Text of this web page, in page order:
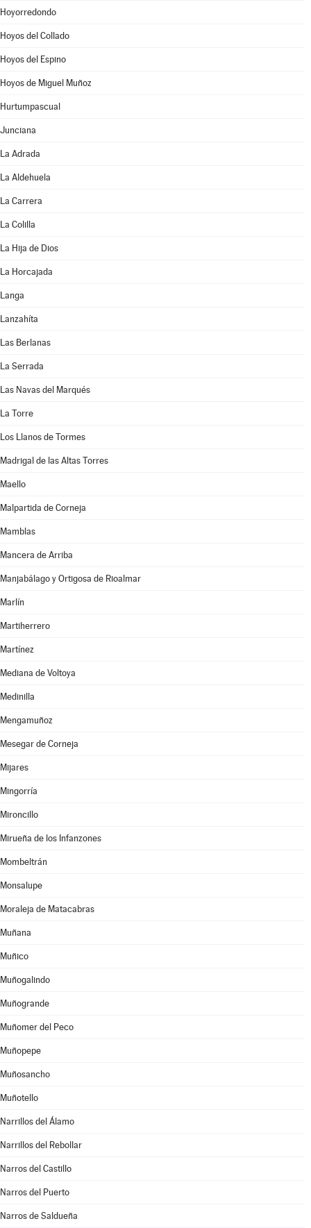
Hoyorredondo
Hoyos del Collado
Hoyos del Espino
Hoyos de Miguel Muñoz
Hurtumpascual
Junciana
La Adrada
La Aldehuela
La Carrera
La Colilla
La Hija de Dios
La Horcajada
Langa
Lanzahíta
Las Berlanas
La Serrada
Las Navas del Marqués
La Torre
Los Llanos de Tormes
Madrigal de las Altas Torres
Maello
Malpartida de Corneja
Mamblas
Mancera de Arriba
Manjabálago y Ortigosa de Rioalmar
Marlín
Martiherrero
Martínez
Mediana de Voltoya
Medinilla
Mengamuñoz
Mesegar de Corneja
Mijares
Mingorría
Mironcillo
Mirueña de los Infanzones
Mombeltrán
Monsalupe
Moraleja de Matacabras
Muñana
Muñico
Muñogalindo
Muñogrande
Muñomer del Peco
Muñopepe
Muñosancho
Muñotello
Narrillos del Álamo
Narrillos del Rebollar
Narros del Castillo
Narros del Puerto
Narros de Saldueña